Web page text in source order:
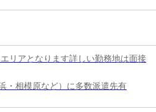
リアとなります詳しい勤務地は面接
・相模原など）に多数派遣先有